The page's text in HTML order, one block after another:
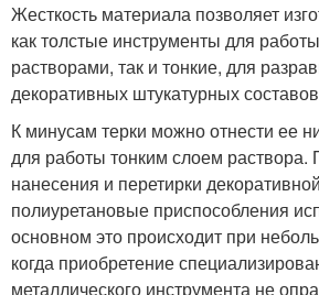
Жесткость материала позволяет
как толстые инструменты для
растворами, так и тонкие, для
декоративных штукатурных
К минусам терки можно отнести ее
для работы тонким слоем раствора.
нанесения и перетирки
полиуретановые приспособления
основном это происходит при
когда приобретение
металлического инструмента не